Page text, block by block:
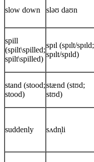
slow down sləʊ daʊn
spill
(spilt\spilled;
spilt\spilled)
spɪl (spɪlt/spɪld;
spɪlt/spɪld)
stand (stood;
stood)
stænd (stʊd;
stʊd)
suddenly sʌdn̩li